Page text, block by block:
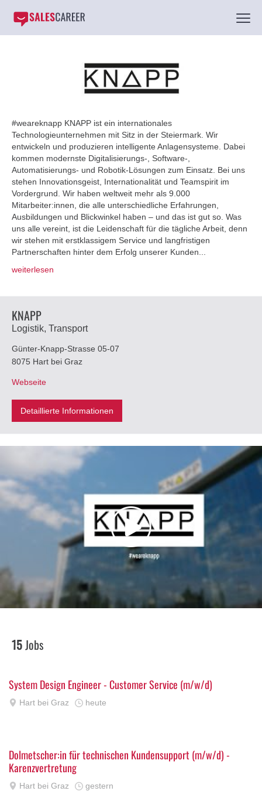
#weareknapp KNAPP ist ein internationales
Technologieunternehmen mit Sitz in der Steiermark. Wir
entwickeln und produzieren intelligente Anlagensysteme. Dabei
kommen modernste Digitalisierungs-, Software-,
Automatisierungs- und Robotik-Lösungen zum Einsatz. Bei uns
stehen Innovationsgeist, Internationalität und Teamspirit im
Vordergrund. Wir haben weltweit mehr als 9.000
Mitarbeiter:innen, die alle unterschiedliche Erfahrungen,
Ausbildungen und Blickwinkel haben – und das ist gut so. Was
uns alle vereint, ist die Leidenschaft für die tägliche Arbeit, denn
wir stehen mit erstklassigem Service und langfristigen
Partnerschaften hinter dem Erfolg unserer Kunden...
weiterlesen
KNAPP
Logistik, Transport
Günter-Knapp-Strasse 05-07
8075 Hart bei Graz
Webseite
Detaillierte Informationen
15Jobs
System Design Engineer - Customer Service (m/w/d)
Hart bei Graz heute
Dolmetscher:in für technischen Kundensupport (m/w/d) -
Karenzvertretung
Hart bei Graz gestern